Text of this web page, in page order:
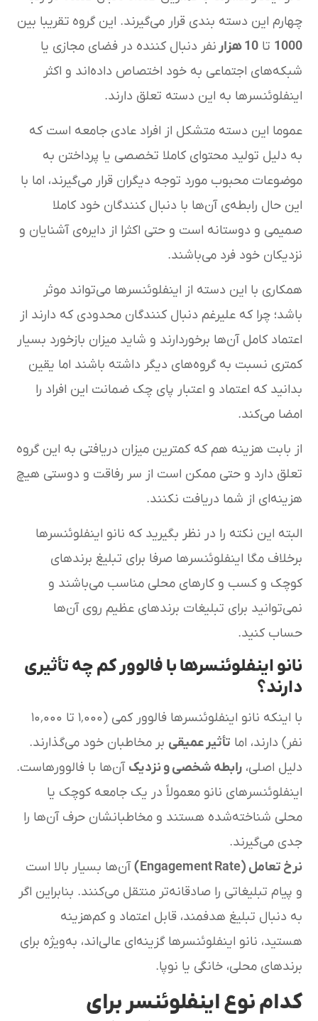
چهارم این دسته بندی قرار می‌گیرند. این گروه تقریبا بین
1000 تا10 هزار
نفر دنبال کننده در فضای مجازی یا
شبکه‌های اجتماعی به خود اختصاص داده‌اند و اکثر
اینفلوئنسرها به این دسته تعلق دارند.
عموما این دسته متشکل از افراد عادی جامعه است که
به دلیل تولید محتوای کاملا تخصصی یا پرداختن به
موضوعات محبوب مورد توجه دیگران قرار می‌گیرند، اما با
این حال رابطه‌ی آن‌ها با دنبال کنندگان خود کاملا
صمیمی و دوستانه است و حتی اکثرا از دایره‌ی آشنایان و
نزدیکان خود فرد می‌باشند.
همکاری با این دسته از اینفلوئنسرها می‌تواند موثر
باشد؛ چرا که علیرغم دنبال کنندگان محدودی که دارند از
اعتماد کامل آن‌ها برخوردارند و شاید میزان بازخورد بسیار
کمتری نسبت به گروه‌های دیگر داشته باشند اما یقین
بدانید که اعتماد و اعتبار پای چک ضمانت این افراد را
امضا می‌کند.
از بابت هزینه هم که کمترین میزان دریافتی به این گروه
تعلق دارد و حتی ممکن است از سر رفاقت و دوستی هیچ
هزینه‌ای از شما دریافت نکنند.
البته این نکته را در نظر بگیرید که نانو اینفلوئنسرها
برخلاف مگا اینفلوئنسرها صرفا برای تبلیغ برندهای
کوچک و کسب و کارهای محلی مناسب می‌باشند و
نمی‌توانید برای تبلیغات برندهای عظیم روی آن‌ها
حساب کنید.
نانو اینفلوئنسرها با فالوور کم چه تأثیری
دارند؟
با اینکه نانو اینفلوئنسرها فالوور کمی (۱٬۰۰۰ تا ۱۰٬۰۰۰
نفر) دارند، اما تأثیر عمیقی بر مخاطبان خود می‌گذارند.
دلیل اصلی،رابطه شخصی و نزدیک آن‌ها با فالوورهاست.
اینفلوئنسرهای نانو معمولاً در یک جامعه کوچک یا
محلی شناخته‌شده هستند و مخاطبانشان حرف آن‌ها را
جدی می‌گیرند.
نرخ تعامل (Engagement Rate)
آن‌ها بسیار بالا است
و پیام تبلیغاتی را صادقانه‌تر منتقل می‌کنند. بنابراین اگر
به دنبال تبلیغ هدفمند، قابل اعتماد و کم‌هزینه
هستید، نانو اینفلوئنسرها گزینه‌ای عالی‌اند، به‌ویژه برای
برندهای محلی، خانگی یا نوپا.
کدام نوع اینفلوئنسر برای